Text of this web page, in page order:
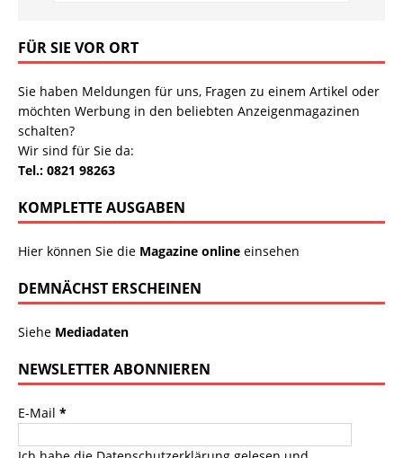
FÜR SIE VOR ORT
Sie haben Meldungen für uns, Fragen zu einem Artikel oder
möchten Werbung in den beliebten Anzeigenmagazinen
schalten?
Wir sind für Sie da:
Tel.: 0821 98263
KOMPLETTE AUSGABEN
Hier können Sie die Magazine online einsehen
DEMNÄCHST ERSCHEINEN
Siehe Mediadaten
NEWSLETTER ABONNIEREN
E-Mail *